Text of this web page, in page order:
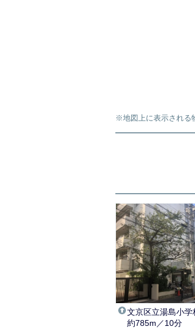
※地図上に表示される
文京区立湯島小学
約785m／10分